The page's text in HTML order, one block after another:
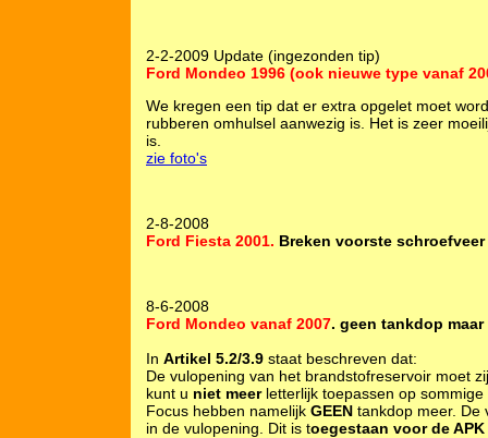
2-2-2009 Update (ingezonden tip)
Ford Mondeo 1996 (ook nieuwe type vanaf
We kregen een tip dat er extra opgelet moet
rubberen omhulsel aanwezig is. Het is zeer
is.
zie foto's
2-8-2008
Ford Fiesta 2001. Breken voorste schroefveer
8-6-2008
Ford Mondeo vanaf 2007. geen tankdop
In Artikel 5.2/3.9 staat beschreven dat:
De vulopening van het brandstofreservoir moet
kunt u niet meerletterlijk toepassen op
Focus hebben namelijk GEEN tankdop meer. De
in de vulopening. Dit is toegestaan voor de APK